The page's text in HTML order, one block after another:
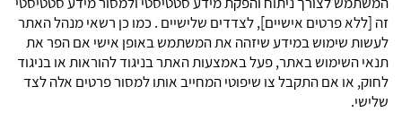
זה [ללא פרטים אישיים], לצדדים שלישיים . כמו כן רשאי מנהל האתר
לעשות שימוש במידע שיזהה את המשתמש באופן אישי אם הפר את
תנאי השימוש באתר, פעל באמצעות האתר בניגוד להוראות או בניגוד
לחוק, או אם התקבל צו שיפוטי המחייב אותו למסור פרטים אלה לצד
שלישי.